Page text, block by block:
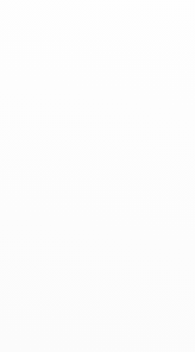
de Toiture –
de Bretagne –